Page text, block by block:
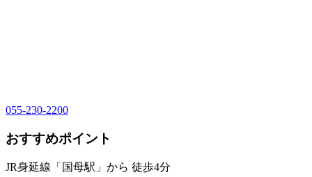
055-230-2200
おすすめポイント
JR身延線「国母駅」から 徒歩4分